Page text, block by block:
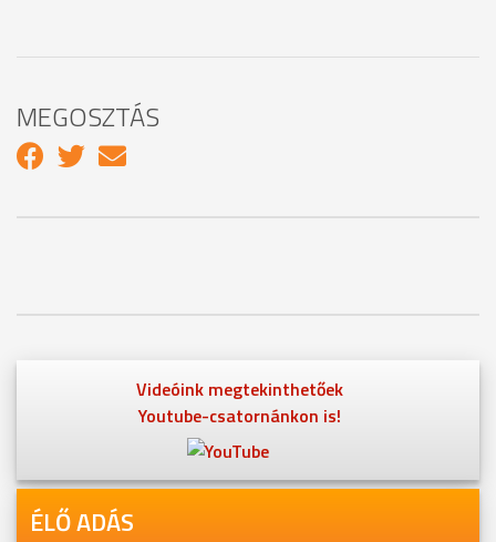
MEGOSZTÁS
Videóink megtekinthetőek
Youtube-csatornánkon is!
ÉLŐ ADÁS